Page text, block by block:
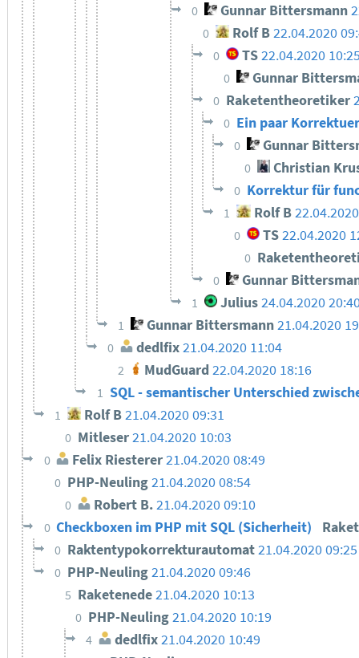
0 Gunnar Bittersmann
0 Rolf B22.04.2020
0 TS 22.04.2020
0 Gunnar
0 Raketentheoretiker
0 Ein paar
0 Gunnar
0 Christian
0 Korrektur für
1 Rolf B
0 TS22.04.2020
0
0 Gunnar
1 Julius24.04.2020
1 Gunnar Bittersmann21.04.2020
0 dedlfix 21.04.2020 11:04
2 MudGuard 22.04.2020 18:16
1 SQL - semantischer Unterschied
1 Rolf B21.04.2020 09:31
0 Mitleser21.04.2020 10:03
0 Felix Riesterer21.04.2020 08:49
0 PHP-Neuling21.04.2020 08:54
0 Robert B.21.04.2020 09:10
0 Checkboxen im PHP mit SQL (Sicherheit)
0 Raktentypokorrekturautomat21.04.2020 09:25
0 PHP-Neuling21.04.2020 09:46
5 Raketenede21.04.2020 10:13
0 PHP-Neuling21.04.2020 10:19
4 dedlfix21.04.2020 10:49